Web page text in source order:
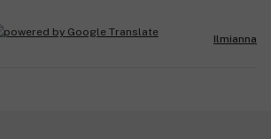
Ilmianna